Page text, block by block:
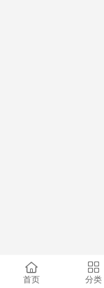

首页

分类